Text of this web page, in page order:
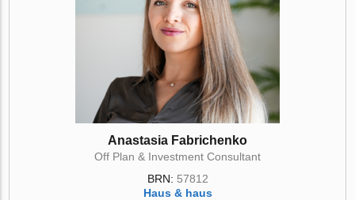
Anastasia Fabrichenko
Off Plan & Investment Consultant
BRN: 57812
Haus & haus